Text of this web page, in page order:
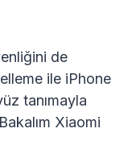
de
ile iPhone
tanımayla
Xiaomi